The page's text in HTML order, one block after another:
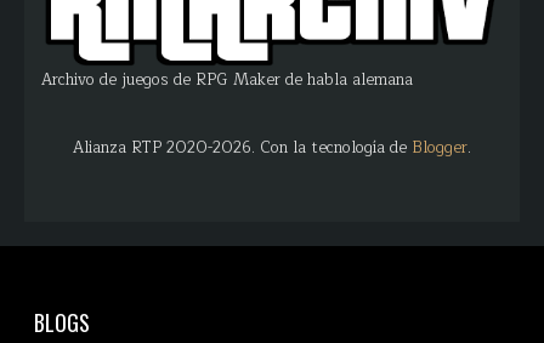
Archivo de juegos de RPG Maker de habla alemana
Alianza RTP 2020-2026. Con la tecnología de Blogger.
BLOGS